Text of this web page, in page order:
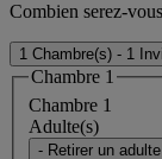
Combien serez-
1 Chambre(s) - 1
Chambre 1
Chambre 1
Adulte(s)
- Retirer un adulte